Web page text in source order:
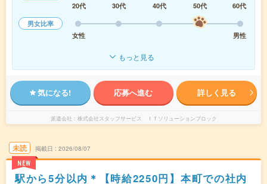
20代
30代 40代 50代
60代
男女比率
女性
男性
もっと見る
気になる! 応募へ進む 詳しく見る
派遣会社 株式会社スタッフサービス ＩＴソリューションブロック
未読
NEW
掲載日 2026/08/07
駅から5分以内＊【時給2250円】本町での社内